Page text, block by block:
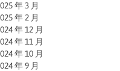
年 3 月
年 2 月
年 12 月
年 11 月
年 10 月
年 9 月